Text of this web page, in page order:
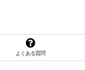
よくある質問